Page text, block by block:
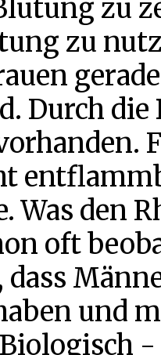
zu
zu
Durch
Was den
oft
und
Biologisch